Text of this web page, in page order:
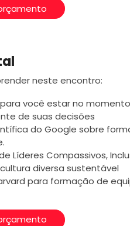
neste encontro:
você estar no
de suas decisões
do Google sobre
Líderes Compassivos,
diversa sustentável
para formação de